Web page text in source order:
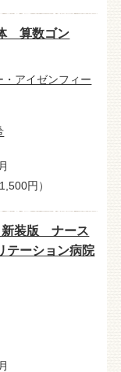
算数ゴン
アイゼンフィー
円）
新装版 ナース
ーション病院